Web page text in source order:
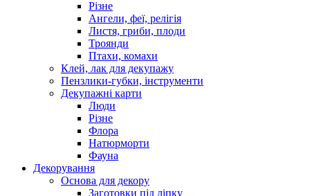
Різне
Ангели, феї, релігія
Листя, гриби, плоди
Троянди
Птахи, комахи
Клей, лак для декупажу
Пензлики-губки, інструменти
Декупажні карти
Люди
Різне
Флора
Натюрморти
Фауна
Декорування
Основа для декору
Заготовки під ліпку